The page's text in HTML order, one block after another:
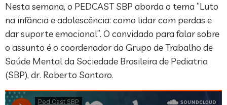
Nesta semana, o PEDCAST SBP aborda o tema “Luto
na infância e adolescência: como lidar com perdas e
dar suporte emocional”. O convidado para falar sobre
o assunto é o coordenador do Grupo de Trabalho de
Saúde Mental da Sociedade Brasileira de Pediatria
(SBP), dr. Roberto Santoro.